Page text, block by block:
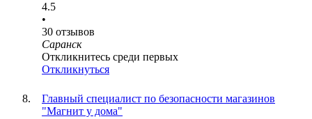
4.5
•
30 отзывов
Саранск
Откликнитесь среди первых
Откликнуться
Главный специалист по безопасности магазинов
"Магнит у дома"